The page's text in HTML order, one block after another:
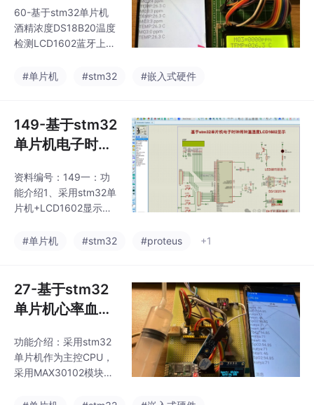
节模拟体重测量，采用s
tm32单片机ADC测量当
前体重，并且显示到LC
4、程序根据BMI计算公
测LCD1602蓝牙
上传源程序、原
实物制作
60-基于stm32单片机
酒精浓度DS18B20温度
检测LCD1602蓝牙上传
单全套资料)下面是原理
有安装包。下面是程序
部分展示（程序有中文
注释，新手容易看懂）
的相关文件展示。下面
是实物演示视频和相关
实物图片。
#单片机 #stm32 #嵌入式硬件
149-基于stm32
单片机电子时钟
1602显示Prote
us仿真+源程序
资料编号：149一：功
能介绍1、采用stm32单
片机+LCD1602显示屏
T11温湿度+蜂鸣器+LE
闹钟温湿度LCD1602显
示Proteus仿真；2、通
过ds1302时钟模块读取
到LCD1602显示屏上；
3、通过DHT11温湿度
传感器，读取当前的温
#单片机 #stm32 #proteus +1
27-基于stm32
单片机心率血氧
统源程序、原理
图、元件清单实
功能介绍：采用stm32
单片机作为主控CPU，
采用MAX30102模块采